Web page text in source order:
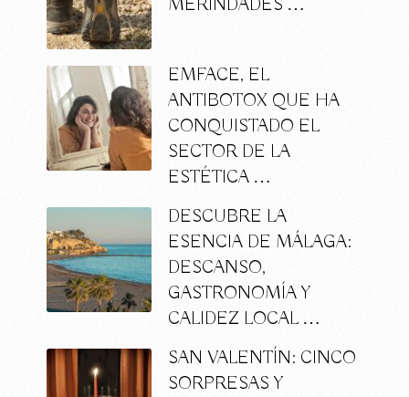
MERINDADES …
EMFACE, EL
ANTIBOTOX QUE HA
CONQUISTADO EL
SECTOR DE LA
ESTÉTICA …
DESCUBRE LA
ESENCIA DE MÁLAGA:
DESCANSO,
GASTRONOMÍA Y
CALIDEZ LOCAL …
SAN VALENTÍN: CINCO
SORPRESAS Y